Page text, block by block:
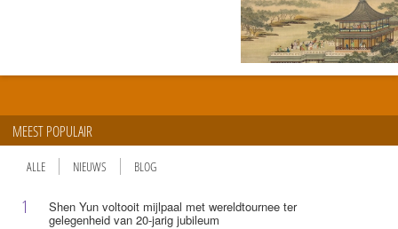
MEEST POPULAIR
ALLE NIEUWS BLOG
1 Shen Yun voltooit mijlpaal met wereldtournee ter
gelegenheid van 20-jarig jubileum